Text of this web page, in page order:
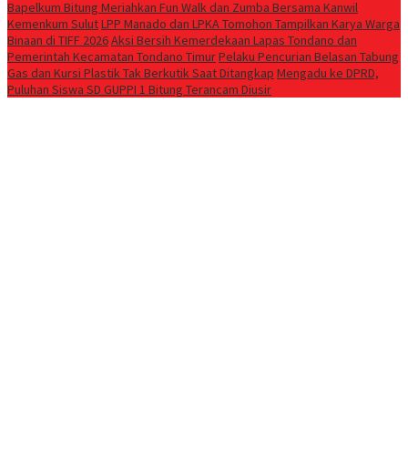
Bapelkum Bitung Meriahkan Fun Walk dan Zumba Bersama Kanwil
Kemenkum SulutLPP Manado dan LPKA Tomohon Tampilkan Karya Warga
Binaan di TIFF 2026Aksi Bersih Kemerdekaan Lapas Tondano dan
Pemerintah Kecamatan Tondano TimurPelaku Pencurian Belasan Tabung
Gas dan Kursi Plastik Tak Berkutik Saat Ditangkap Mengadu ke DPRD,
Puluhan Siswa SD GUPPI 1 Bitung Terancam Diusir